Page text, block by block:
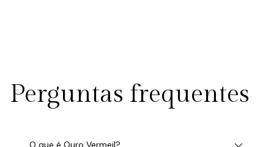
Perguntas frequentes